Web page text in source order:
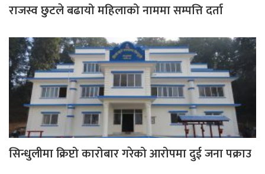
राजस्व छुटले बढायो महिलाको नाममा सम्पत्ति दर्ता
सिन्धुलीमा क्रिप्टो कारोबार गरेको आरोपमा दुई जना पक्राउ